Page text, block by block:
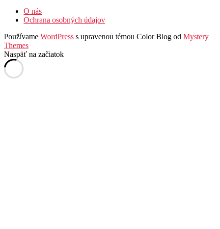
O nás
Ochrana osobných údajov
Používame WordPress s upravenou témou Color Blog od Mystery
Themes
Naspäť na začiatok